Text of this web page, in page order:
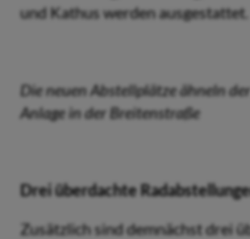
und Kathus werden ausgestattet.
Die neuen Abstellplätze ähneln
Anlage in der Breitenstraße
Drei überdachte
Zusätzlich sind demnächst drei